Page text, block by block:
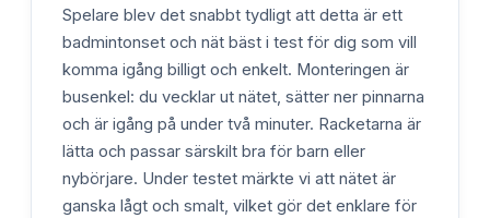
Spelare blev det snabbt tydligt att detta är ett
badmintonset och nät bäst i test för dig som vill
komma igång billigt och enkelt. Monteringen är
busenkel: du vecklar ut nätet, sätter ner pinnarna
och är igång på under två minuter. Racketarna är
lätta och passar särskilt bra för barn eller
nybörjare. Under testet märkte vi att nätet är
ganska lågt och smalt, vilket gör det enklare för